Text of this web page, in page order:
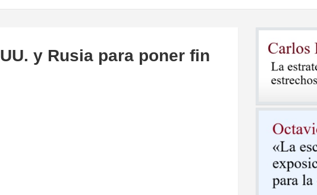
y Rusia para poner fin